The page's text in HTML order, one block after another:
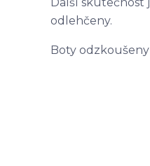
odlehčeny.
Boty